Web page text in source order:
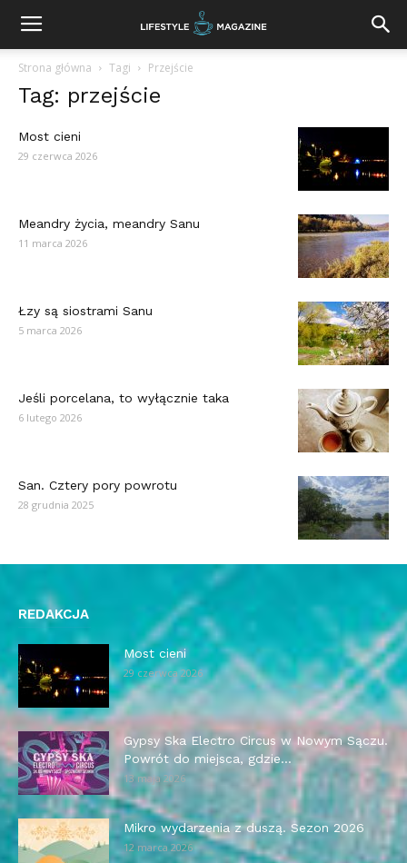
Strona główna Tagi Przejście
Tag: przejście
Most cieni
29 czerwca 2026
Meandry życia, meandry Sanu
11 marca 2026
Łzy są siostrami Sanu
5 marca 2026
Jeśli porcelana, to wyłącznie taka
6 lutego 2026
San. Cztery pory powrotu
28 grudnia 2025
REDAKCJA
Most cieni
29 czerwca 2026
Gypsy Ska Electro Circus w Nowym Sączu.
Powrót do miejsca, gdzie...
13 maja 2026
Mikro wydarzenia z duszą. Sezon 2026
12 marca 2026